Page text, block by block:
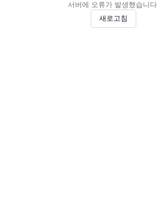
서버에 오류가 발생했습니
새로고침